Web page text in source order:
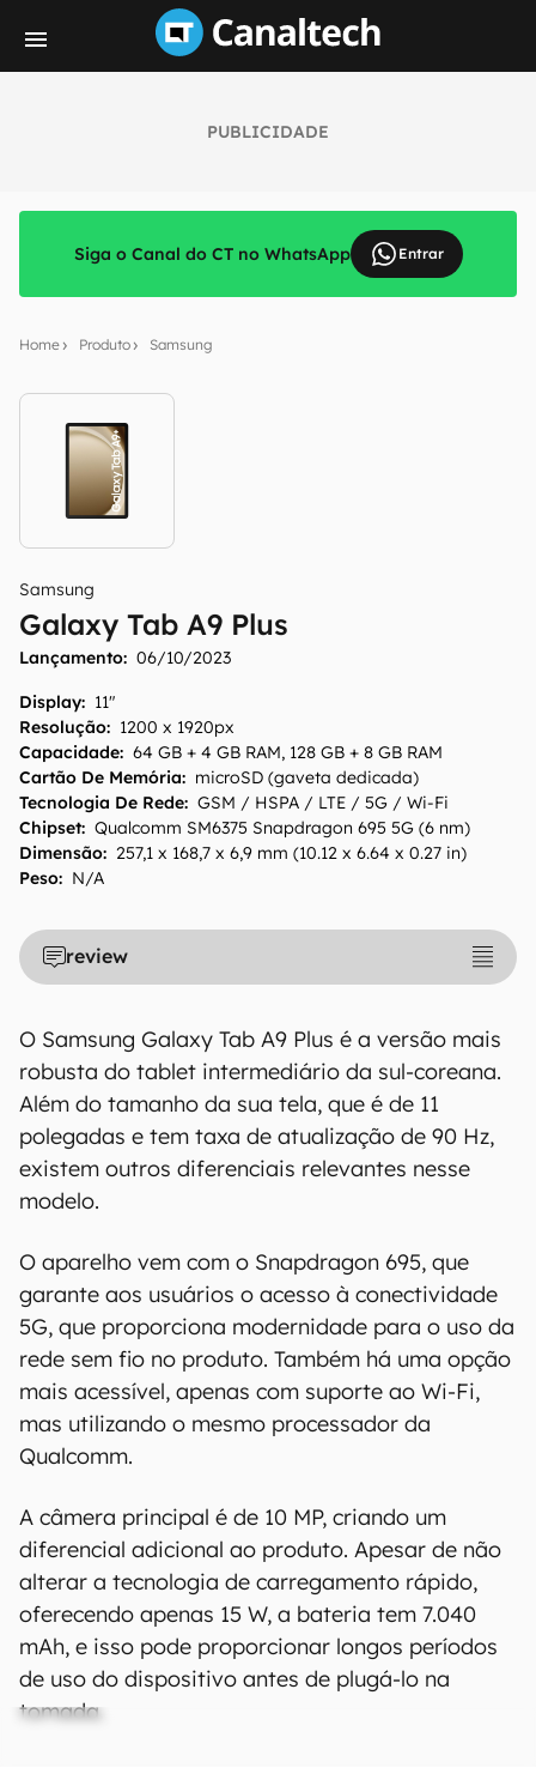
PUBLICIDADE
Siga o Canal do CT no WhatsApp Entrar
Home Produto Samsung
Samsung
Galaxy Tab A9 Plus
Lançamento: 06/10/2023
Display: 11"
Resolução: 1200 x 1920px
Capacidade: 64 GB + 4 GB RAM, 128 GB + 8 GB RAM
Cartão De Memória: microSD (gaveta dedicada)
Tecnologia De Rede: GSM / HSPA / LTE / 5G / Wi-Fi
Chipset: Qualcomm SM6375 Snapdragon 695 5G (6 nm)
Dimensão: 257,1 x 168,7 x 6,9 mm (10.12 x 6.64 x 0.27 in)
Peso: N/A
review
O Samsung Galaxy Tab A9 Plus é a versão mais
robusta do tablet intermediário da sul-coreana.
Além do tamanho da sua tela, que é de 11
polegadas e tem taxa de atualização de 90 Hz,
existem outros diferenciais relevantes nesse
modelo.
O aparelho vem com o Snapdragon 695, que
garante aos usuários o acesso à conectividade
5G, que proporciona modernidade para o uso da
rede sem fio no produto. Também há uma opção
mais acessível, apenas com suporte ao Wi-Fi,
mas utilizando o mesmo processador da
Qualcomm.
A câmera principal é de 10 MP, criando um
diferencial adicional ao produto. Apesar de não
alterar a tecnologia de carregamento rápido,
oferecendo apenas 15 W, a bateria tem 7.040
mAh, e isso pode proporcionar longos períodos
de uso do dispositivo antes de plugá-lo na
tomada.
O Canaltech mantém esforço constante para
encontrar e manter atualizadas as
informações presentes em nossas fichas
técnicas, porém tenha em mente que
especificações e recursos podem variar entre
regiões e países. Portanto, recomendamos
que você visite o site oficial do fabricante ou
operadora que comercializa o produto para
confirmar suas características detalhadas e
Aviso legal: O Canaltech não se responsabiliza
por quaisquer erros ou omissões, ou mesmo
informações. As informações são fornecidas
"como estão", sem qualquer garantia de
precisão, detalhes, variações ou em relação
aos resultados obtidos com o uso dessas
informações.